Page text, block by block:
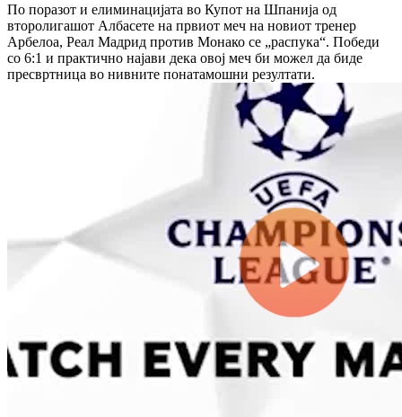
По поразот и елиминацијата во Купот на Шпанија од
второлигашот Албасете на првиот меч на новиот тренер
Арбелоа, Реал Мадрид против Монако се „распука“. Победи
со 6:1 и практично најави дека овој меч би можел да биде
пресвртница во нивните понатамошни резултати.